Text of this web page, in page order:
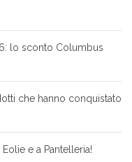
lo sconto Columbus
che hanno conquistato
e a Pantelleria!